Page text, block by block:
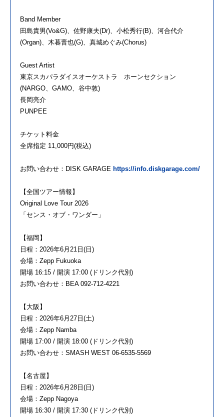
Band Member
田島貴男(Vo&G)、佐野康夫(Dr)、小松秀行(B)、河合代介
(Organ)、木暮晋也(G)、真城めぐみ(Chorus)
Guest Artist
東京スカパラダイスオーケストラ ホーンセクション
(NARGO、GAMO、谷中敦)
長岡亮介
PUNPEE
チケット料金
全席指定 11,000円(税込)
お問い合わせ：DISK GARAGE https://info.diskgarage.com/
【全国ツアー情報】
Original Love Tour 2026
「センス・オブ・ワンダー」
【福岡】
日程：2026年6月21日(日)
会場：Zepp Fukuoka
開場 16:15 / 開演 17:00 (ドリンク代別)
お問い合わせ：BEA 092-712-4221
【大阪】
日程：2026年6月27日(土)
会場：Zepp Namba
開場 17:00 / 開演 18:00 (ドリンク代別)
お問い合わせ：SMASH WEST 06-6535-5569
【名古屋】
日程：2026年6月28日(日)
会場：Zepp Nagoya
開場 16:30 / 開演 17:30 (ドリンク代別)